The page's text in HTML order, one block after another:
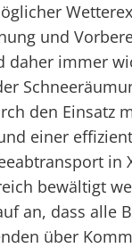
und
daher immer
den Einsatz
einer
in
bewältigt
an, dass alle
über